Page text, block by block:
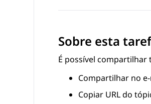
Sobre esta
É possível compartilhar
Compartilhar no
Copiar URL do